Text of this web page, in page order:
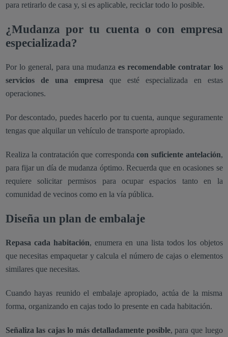
para retirarlo de casa y, si es aplicable, reciclar todo lo posible.
¿Mudanza por tu cuenta o con empresa
especializada?
Por lo general, para una mudanzaes recomendable contratar los
servicios de una empresaque esté especializada en estas
operaciones.
Por descontado, puedes hacerlo por tu cuenta, aunque seguramente
tengas que alquilar un vehículo de transporte apropiado.
Realiza la contratación que correspondacon suficiente antelación,
para fijar un día de mudanza óptimo. Recuerda que en ocasiones se
requiere solicitar permisos para ocupar espacios tanto en la
comunidad de vecinos como en la vía pública.
Diseña un plan de embalaje
Repasa cada habitación, enumera en una lista todos los objetos
que necesitas empaquetar y calcula el número de cajas o elementos
similares que necesitas.
Cuando hayas reunido el embalaje apropiado, actúa de la misma
forma, organizando en cajas todo lo presente en cada habitación.
Señaliza las cajas lo más detalladamente posible, para que luego